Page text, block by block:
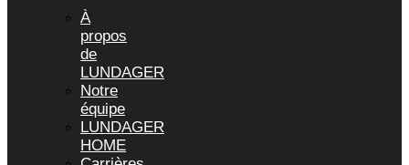
À
propos
de
LUNDAGER
Notre
équipe
LUNDAGER
HOME